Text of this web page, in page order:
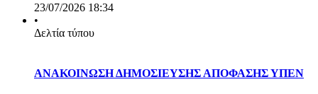
23/07/2026 18:34
•
Δελτία τύπου
ΑΝΑΚΟΙΝΩΣΗ ΔΗΜΟΣΙΕΥΣΗΣ ΑΠΟΦΑΣΗΣ ΥΠΕΝ